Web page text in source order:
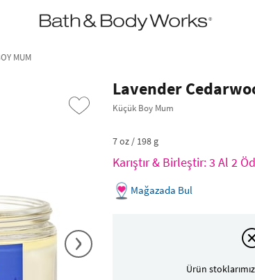
•2200₺ ve Üzeri Kargo Ücretsiz!•
*Promosyon Detayları
MUM
›
Lavender
Küçük Boy Mum
7 oz / 198 g
Karıştır & Birleştir: 3 Al 2
Mağazada Bul
Ürün